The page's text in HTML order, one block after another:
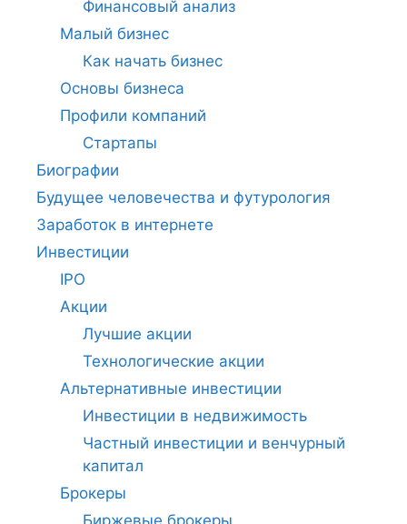
Финансовый анализ
Малый бизнес
Как начать бизнес
Основы бизнеса
Профили компаний
Стартапы
Биографии
Будущее человечества и футурология
Заработок в интернете
Инвестиции
IPO
Акции
Лучшие акции
Технологические акции
Альтернативные инвестиции
Инвестиции в недвижимость
Частный инвестиции и венчурный
капитал
Брокеры
Биржевые брокеры